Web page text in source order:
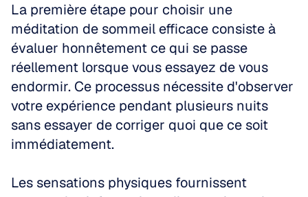
La première étape pour choisir une
méditation de sommeil efficace consiste à
évaluer honnêtement ce qui se passe
réellement lorsque vous essayez de vous
endormir. Ce processus nécessite d'observer
votre expérience pendant plusieurs nuits
sans essayer de corriger quoi que ce soit
immédiatement.
Les sensations physiques fournissent